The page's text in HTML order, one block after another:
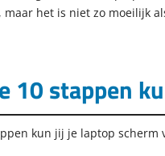
maar het is niet zo moeilijk
10 stappen
kun jij je laptop scherm